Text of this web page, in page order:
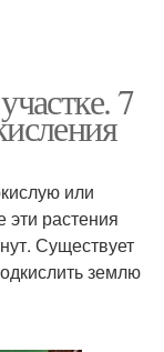
7
или
эти растения
Существует
землю